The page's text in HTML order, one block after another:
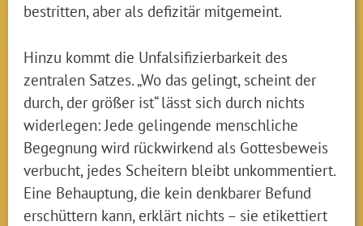
bestritten, aber als defizitär mitgemeint.
Hinzu kommt die Unfalsifizierbarkeit des
zentralen Satzes. „Wo das gelingt, scheint der
durch, der größer ist“ lässt sich durch nichts
widerlegen: Jede gelingende menschliche
Begegnung wird rückwirkend als Gottesbeweis
verbucht, jedes Scheitern bleibt unkommentiert.
Eine Behauptung, die kein denkbarer Befund
erschüttern kann, erklärt nichts – sie etikettiert